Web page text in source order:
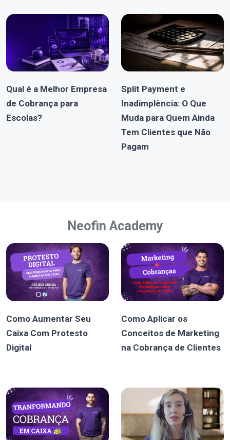
Qual é a Melhor Empresa
de Cobrança para
Escolas?
Split Payment e
Inadimplência: O Que
Muda para Quem Ainda
Tem Clientes que Não
Pagam
Neofin Academy
Como Aumentar Seu
Caixa Com Protesto
Digital
Como Aplicar os
Conceitos de Marketing
na Cobrança de Clientes